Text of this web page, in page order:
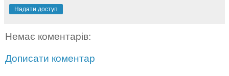
Надати доступ
Немає коментарів:
Дописати коментар